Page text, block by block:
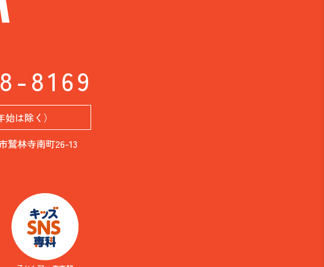
8169
は除く）
鷲林寺南町26-13